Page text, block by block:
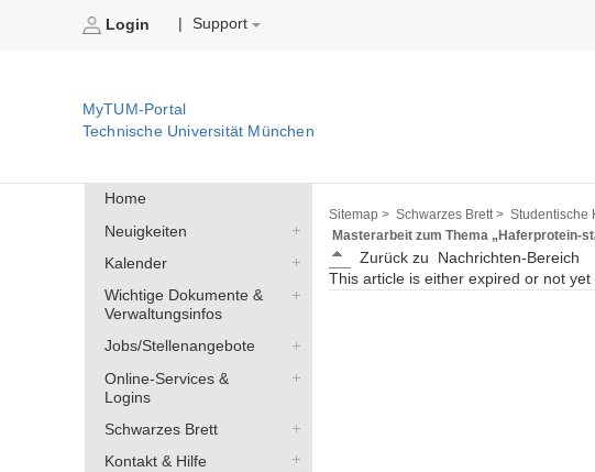
Login Support
MyTUM-Portal
Technische Universität München
Home
Neuigkeiten
Kalender
Wichtige Dokumente &
Verwaltungsinfos
Jobs/Stellenangebote
Online-Services &
Logins
Schwarzes Brett
Kontakt & Hilfe
Sitemap > Schwarzes Brett > Studentische
Masterarbeit zum Thema „Haferprotein-
Zurück zu
Nachrichten-Bereich
This article is either expired or not yet